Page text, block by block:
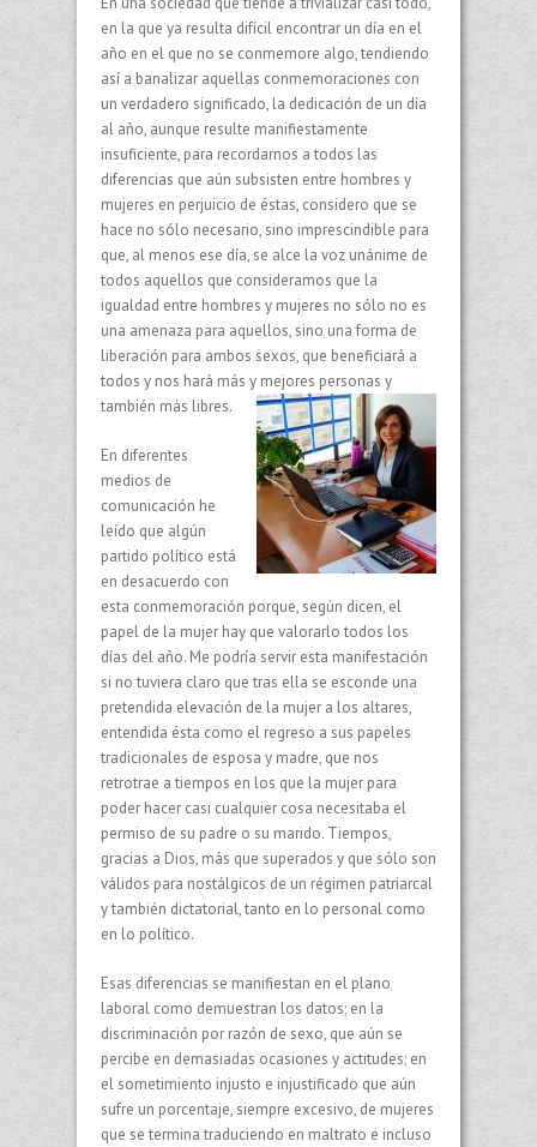
en la que ya resulta difícil encontrar un día en el
año en el que no se conmemore algo, tendiendo
así a banalizar aquellas conmemoraciones con
un verdadero significado, la dedicación de un día
al año, aunque resulte manifiestamente
insuficiente, para recordarnos a todos las
diferencias que aún subsisten entre hombres y
mujeres en perjuicio de éstas, considero que se
hace no sólo necesario, sino imprescindible para
que, al menos ese día, se alce la voz unánime de
todos aquellos que consideramos que la
igualdad entre hombres y mujeres no sólo no es
una amenaza para aquellos, sino una forma de
liberación para ambos sexos, que beneficiará a
todos y nos hará más y mejores personas y
también más libres.
En diferentes
medios de
comunicación he
leído que algún
partido político está
en desacuerdo con
esta conmemoración porque, según dicen, el
papel de la mujer hay que valorarlo todos los
días del año. Me podría servir esta manifestación
si no tuviera claro que tras ella se esconde una
pretendida elevación de la mujer a los altares,
entendida ésta como el regreso a sus papeles
tradicionales de esposa y madre, que nos
retrotrae a tiempos en los que la mujer para
poder hacer casi cualquier cosa necesitaba el
permiso de su padre o su marido. Tiempos,
gracias a Dios, más que superados y que sólo son
válidos para nostálgicos de un régimen patriarcal
y también dictatorial, tanto en lo personal como
en lo político.
Esas diferencias se manifiestan en el plano
laboral como demuestran los datos; en la
discriminación por razón de sexo, que aún se
percibe en demasiadas ocasiones y actitudes; en
el sometimiento injusto e injustificado que aún
sufre un porcentaje, siempre excesivo, de mujeres
que se termina traduciendo en maltrato e incluso